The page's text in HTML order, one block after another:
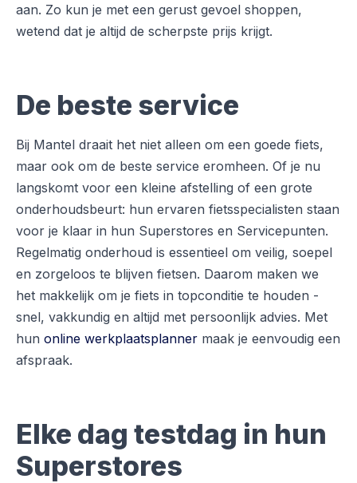
aan. Zo kun je met een gerust gevoel shoppen,
wetend dat je altijd de scherpste prijs krijgt.
De beste service
Bij Mantel draait het niet alleen om een goede fiets,
maar ook om de beste service eromheen. Of je nu
langskomt voor een kleine afstelling of een grote
onderhoudsbeurt: hun ervaren fietsspecialisten staan
voor je klaar in hun Superstores en Servicepunten.
Regelmatig onderhoud is essentieel om veilig, soepel
en zorgeloos te blijven fietsen. Daarom maken we
het makkelijk om je fiets in topconditie te houden -
snel, vakkundig en altijd met persoonlijk advies. Met
hun online werkplaatsplanner maak je eenvoudig een
afspraak.
Elke dag testdag in hun
Superstores